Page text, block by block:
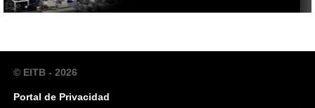
© EITB - 2026
Portal de Privacidad